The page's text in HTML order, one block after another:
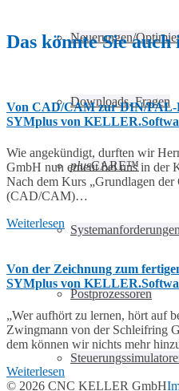
Neuerungen/
Downloads, Fragen
plusCARE™
Systemanforderungen
Postprozessoren
Das könnte Sie auch
Von CAD/CAM zur DIN/PAL-
SYMplus von
Wie angekündigt, durften wir
GmbH nun erneut bei uns in der
Nach dem Kurs „Grundlagen
(CAD/CAM)…
Weiterlesen
Von der Zeichnung zum
SYMplus von
„Wer aufhört zu lernen, hört auf
Zwingmann von der Schleifring
dem können wir nichts mehr
Weiterlesen
© 2026 CNC KELLER GmbH